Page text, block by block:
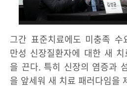
그간 표준치료에도 미충족
만성 신장질환자에 대한 새
을 끈다. 특히 신장의 염증과
을 앞세워 새 치료 패러다임을